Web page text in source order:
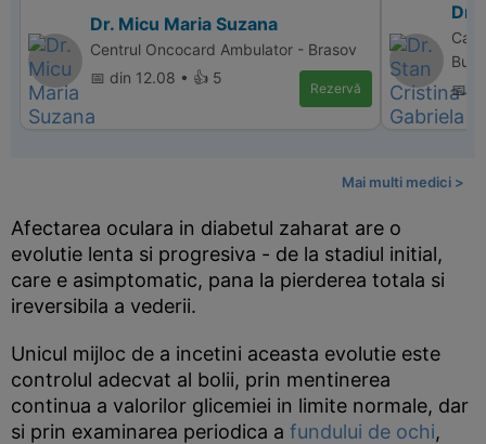
Dr. Micu Maria Suzana
Centrul Oncocard Ambulator - Brasov
📅 din 12.08 • 👍 5
Rezervă
Dr.
📅
Mai multi medici >
Afectarea oculara in diabetul zaharat are o
evolutie lenta si progresiva - de la stadiul initial,
care e asimptomatic, pana la pierderea totala si
ireversibila a vederii.
Unicul mijloc de a incetini aceasta evolutie este
controlul adecvat al bolii, prin mentinerea
continua a valorilor glicemiei in limite normale, dar
si prin examinarea periodica a fundului de ochi,